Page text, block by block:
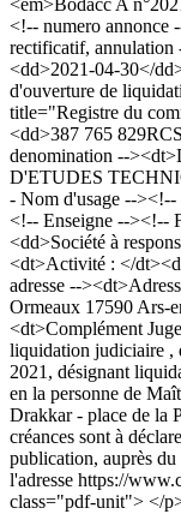
<!-- numero annonce
rectificatif,
<dd>2021-04-30</
d'ouverture de
title="Registre du
<dd>387 765
denomination --
D'ETUDES
- Nom d'usage --
<!-- Enseigne --><!--
<dd>Société à
<dt>Activité : </
adresse --
Ormeaux 17590 Ars-
<dt>Complément
liquidation judiciaire ,
2021, désignant
en la personne de
Drakkar - place de la
créances sont à
publication, auprès
l'adresse https://
class="pdf-unit"> </